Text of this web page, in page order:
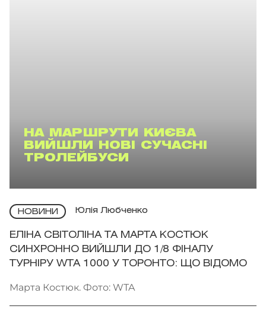
НА МАРШРУТИ КИЄВА
ВИЙШЛИ НОВІ СУЧАСНІ
ТРОЛЕЙБУСИ
НОВИНИ Юлія Любченко
ЕЛІНА СВІТОЛІНА ТА МАРТА КОСТЮК
СИНХРОННО ВИЙШЛИ ДО 1/8 ФІНАЛУ
ТУРНІРУ WTA 1000 У ТОРОНТО: ЩО ВІДОМО
Марта Костюк. Фото: WTA